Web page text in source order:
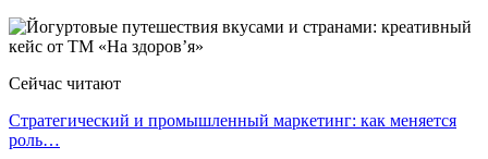
Сейчас читают
Стратегический и промышленный маркетинг: как меняется
роль…